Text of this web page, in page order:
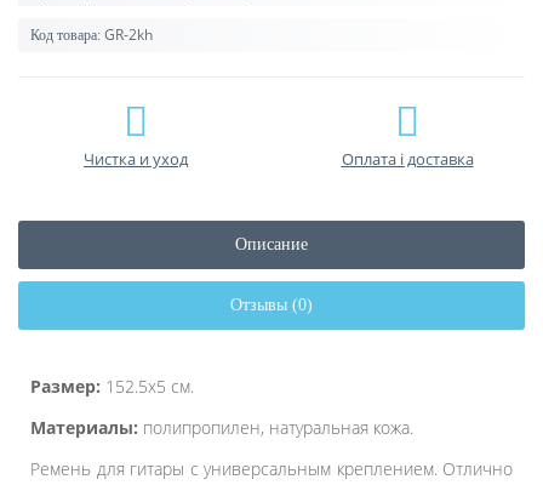
Код товара: GR-2kh
Чистка и уход Оплата і доставка
Описание
Отзывы (0)
Размер: 152.5х5 см.
Материалы: полипропилен, натуральная кожа.
Ремень для гитары с универсальным креплением. Отлично